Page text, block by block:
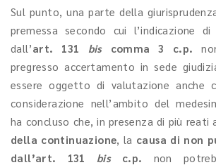
Sul punto, una parte della
premessa secondo cui l’indicazione
dall’art. 131 biscomma 3 c.p.
pregresso accertamento in sede
essere oggetto di valutazione anche
considerazione nell’ambito del
ha concluso che, in presenza di più
della continuazione, la causa di non
dall’art. 131 bisc.p. non